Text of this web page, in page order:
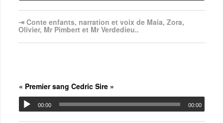
⇥ Conte enfants, narration et voix de Maia, Zora,
Olivier, Mr Pimbert et Mr Verdedieu..
« Premier sang Cedric Sire »
00:00 00:00